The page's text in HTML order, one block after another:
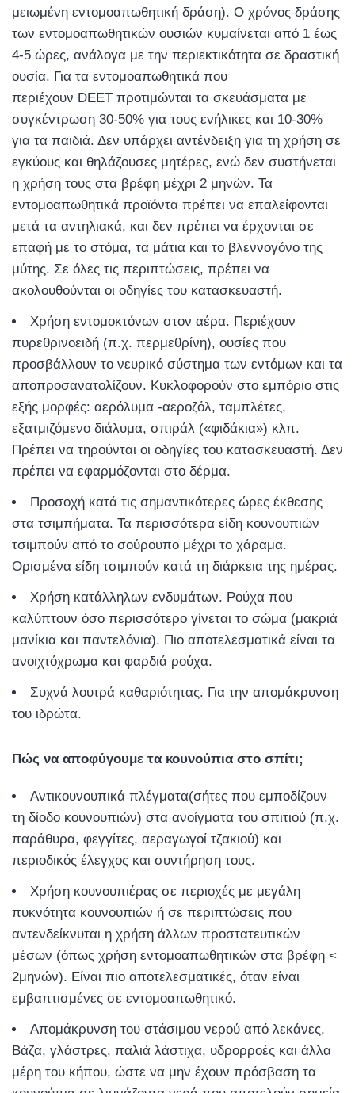
μειωμένη εντομοαπωθητική δράση). Ο χρόνος δράσης
των εντομοαπωθητικών ουσιών κυμαίνεται από 1 έως
4-5 ώρες, ανάλογα με την περιεκτικότητα σε δραστική
ουσία. Για τα εντομοαπωθητικά που
περιέχουν DEET προτιμώνται τα σκευάσματα με
συγκέντρωση 30-50% για τους ενήλικες και 10-30%
για τα παιδιά. Δεν υπάρχει αντένδειξη για τη χρήση σε
εγκύους και θηλάζουσες μητέρες, ενώ δεν συστήνεται
η χρήση τους στα βρέφη μέχρι 2 μηνών. Τα
εντομοαπωθητικά προϊόντα πρέπει να επαλείφονται
μετά τα αντηλιακά, και δεν πρέπει να έρχονται σε
επαφή με το στόμα, τα μάτια και το βλεννογόνο της
μύτης. Σε όλες τις περιπτώσεις, πρέπει να
ακολουθούνται οι οδηγίες του κατασκευαστή.
Χρήση εντομοκτόνων στον αέρα. Περιέχουν
πυρεθρινοειδή (π.χ. περμεθρίνη), ουσίες που
προσβάλλουν το νευρικό σύστημα των εντόμων και τα
αποπροσανατολίζουν. Κυκλοφορούν στο εμπόριο στις
εξής μορφές: αερόλυμα -αεροζόλ, ταμπλέτες,
εξατμιζόμενο διάλυμα, σπιράλ («φιδάκια») κλπ.
Πρέπει να τηρούνται οι οδηγίες του κατασκευαστή. Δεν
πρέπει να εφαρμόζονται στο δέρμα.
Προσοχή κατά τις σημαντικότερες ώρες έκθεσης
στα τσιμπήματα. Τα περισσότερα είδη κουνουπιών
τσιμπούν από το σούρουπο μέχρι το χάραμα.
Ορισμένα είδη τσιμπούν κατά τη διάρκεια της ημέρας.
Χρήση κατάλληλων ενδυμάτων. Ρούχα που
καλύπτουν όσο περισσότερο γίνεται το σώμα (μακριά
μανίκια και παντελόνια). Πιο αποτελεσματικά είναι τα
ανοιχτόχρωμα και φαρδιά ρούχα.
Συχνά λουτρά καθαριότητας. Για την απομάκρυνση
του ιδρώτα.
Πώς να αποφύγουμε τα κουνούπια στο σπίτι;
Αντικουνουπικά πλέγματα(σήτες που εμποδίζουν
τη δίοδο κουνουπιών) στα ανοίγματα του σπιτιού (π.χ.
παράθυρα, φεγγίτες, αεραγωγοί τζακιού) και
περιοδικός έλεγχος και συντήρηση τους.
Χρήση κουνουπιέρας σε περιοχές με μεγάλη
πυκνότητα κουνουπιών ή σε περιπτώσεις που
αντενδείκνυται η χρήση άλλων προστατευτικών
μέσων (όπως χρήση εντομοαπωθητικών στα βρέφη <
2μηνών). Είναι πιο αποτελεσματικές, όταν είναι
εμβαπτισμένες σε εντομοαπωθητικό.
Απομάκρυνση του στάσιμου νερού από λεκάνες,
Βάζα, γλάστρες, παλιά λάστιχα, υδρορροές και άλλα
μέρη του κήπου, ώστε να μην έχουν πρόσβαση τα